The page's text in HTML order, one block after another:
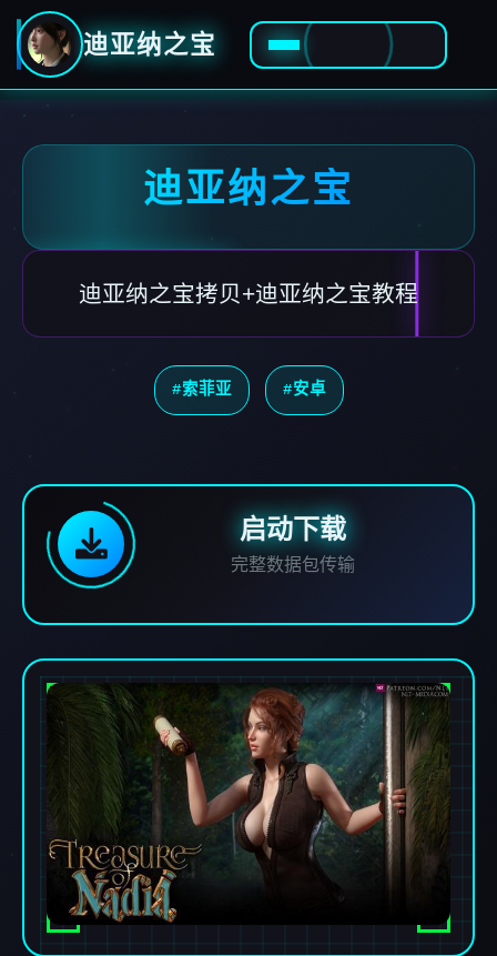
迪亚纳之宝
迪亚纳之宝
迪亚纳之宝拷贝+迪亚纳之宝教程
#索菲亚 #安卓
启动下载
完整数据包传输